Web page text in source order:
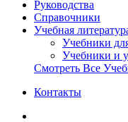
Руководства
Справочники
Учебная
Учебники
Учебники и
Смотреть Все
Контакты